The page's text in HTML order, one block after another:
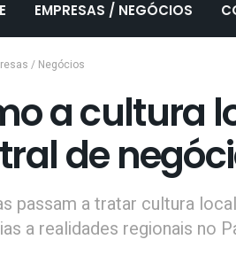
EMPRESAS / NEGÓCIOS
/ Negócios
a cultura
de
passam a tratar cultura
a realidades regionais no